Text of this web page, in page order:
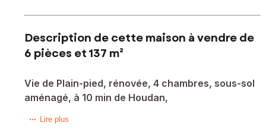
Description de cette maison à vendre de
6 pièces et 137 m²
Vie de Plain-pied, rénovée, 4 chambres, sous-sol
aménagé, à 10 min de Houdan,
Située à Boutigny-Prouais, au cœur de la CCPH avec
Lire plus